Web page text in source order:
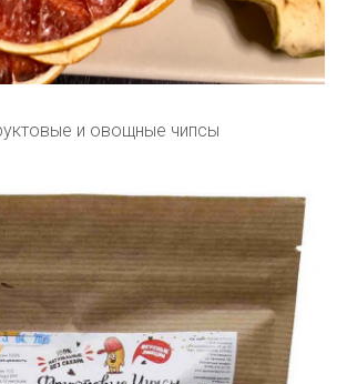
и овощные чипсы